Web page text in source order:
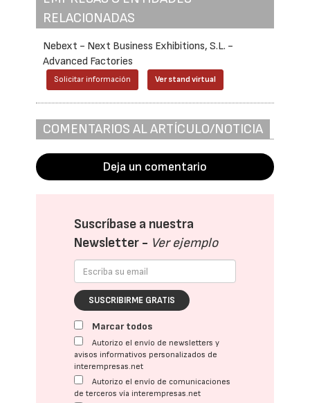
RELACIONADAS
Nebext - Next Business Exhibitions, S.L. -
Advanced Factories
Solicitar información Ver stand virtual
COMENTARIOS AL ARTÍCULO/NOTICIA
Deja un comentario
Suscríbase a nuestra
Newsletter - Ver ejemplo
SUSCRIBIRME GRATIS
Marcar todos
Autorizo el envío de newsletters y
avisos informativos personalizados de
interempresas.net
Autorizo el envío de comunicaciones
de terceros vía interempresas.net